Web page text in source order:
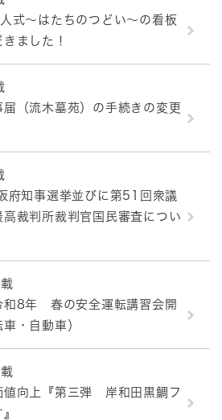
式～はたちのつどい～の看板
ました！
（流木墓苑）の手続きの変更
府知事選挙並びに第51回衆議
裁判所裁判官国民審査につい
和8年 春の安全運転講習会開
・自動車）
値向上『第三弾 岸和田黒鯛フ